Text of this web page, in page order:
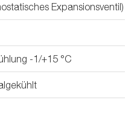
Expansionsventil)
-1/+15 °C